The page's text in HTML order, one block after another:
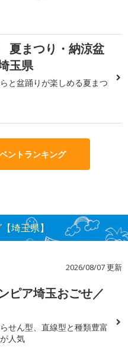
夏まつり・納涼盆
玉県
と盆踊りが楽しめる夏まつ
ントランキング
埼玉県】
2026/08/07 更新
ピア埼玉おごせ／
せん型、直線型と種類豊富
人気